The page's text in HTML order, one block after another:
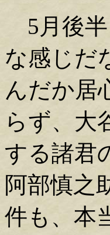
5月後半
な感じだ
んだか居
らず、大
する諸君
阿部慎之
件も、本